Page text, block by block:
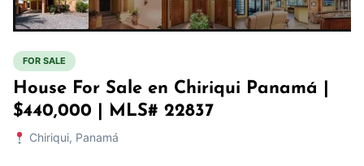
FOR SALE
House For Sale en Chiriqui Panamá |
$440,000 | MLS# 22837
Chiriqui, Panamá